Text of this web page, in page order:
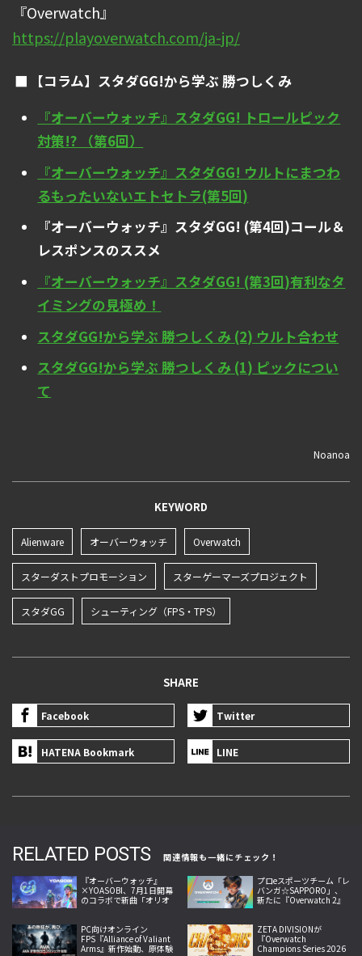
『Overwatch』
https://playoverwatch.com/ja-jp/
【コラム】スタダGG!から学ぶ 勝つしくみ
『オーバーウォッチ』スタダGG! トロールピック
対策!? （第6回）
『オーバーウォッチ』スタダGG! ウルトにまつわ
るもったいないエトセトラ(第5回)
『オーバーウォッチ』スタダGG! (第4回)コール＆
レスポンスのススメ
『オーバーウォッチ』スタダGG! (第3回)有利なタ
イミングの見極め！
スタダGG!から学ぶ 勝つしくみ (2) ウルト合わせ
スタダGG!から学ぶ 勝つしくみ (1) ピックについ
て
Noanoa
KEYWORD
Alienware オーバーウォッチ Overwatch
スターダストプロモーション スターゲーマーズプロジェクト
スタダGG シューティング（FPS・TPS）
SHARE
Facebook Twitter
HATENA Bookmark LINE
RELATED POSTS
関連情報も一緒にチェック！
『オーバーウォッチ』
×YOASOBI、7月1日開幕
のコラボで新曲「オリオ
プロeスポーツチーム「レ
バンガ☆SAPPORO」、
新たに『Overwatch 2』
PC向けオンライン
FPS『Alliance of Valiant
Arms』新作始動、原体験
ZETA DIVISIONが
『Overwatch
Champions Series 2026